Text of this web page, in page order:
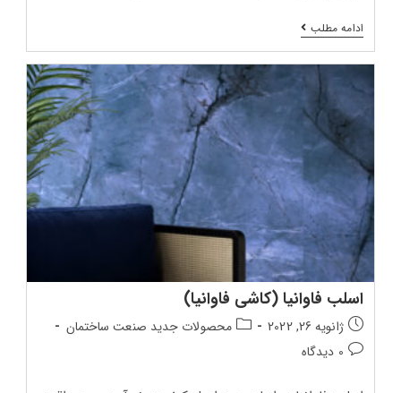
ادامه مطلباسلب
خوزستان
چیست؟
اسلب فاوانیا (کاشی فاوانیا)
تاریخ
انتشار
پست:
ژانویه 26, 2022
دسته‌بندی
محصولات جدید صنعت ساختمان
دیدگاه‌های
0 دیدگاه